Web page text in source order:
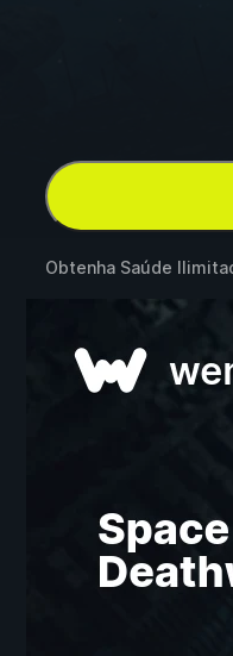
Obtenha Saúde